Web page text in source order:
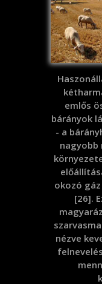
emlős
bárányok
- a
nagyobb
okozó
[26].
nézve